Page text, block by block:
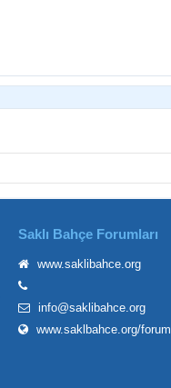
Saklı Bahçe Forumları
www.saklibahce.org
info@saklibahce.org
www.saklbahce.org/forum